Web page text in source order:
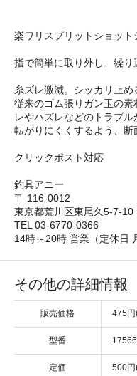
楽ワリスプリットショット
指で簡単に取り外し、繰り
糸ズレ激減。シッカリ止め
従来のゴム張りガン玉の
レやハズレなどのトラブル
転がりにくくするよう、断
クリックポスト対応
釣具アニー
〒 116-0012
東京都荒川区東尾久5-7-
TEL 03-6770-0366
14時～20時 営業（定休日
その他の詳細情報
販売価格 475
型番
定価 500